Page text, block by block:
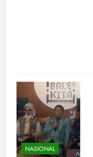
NASIONAL